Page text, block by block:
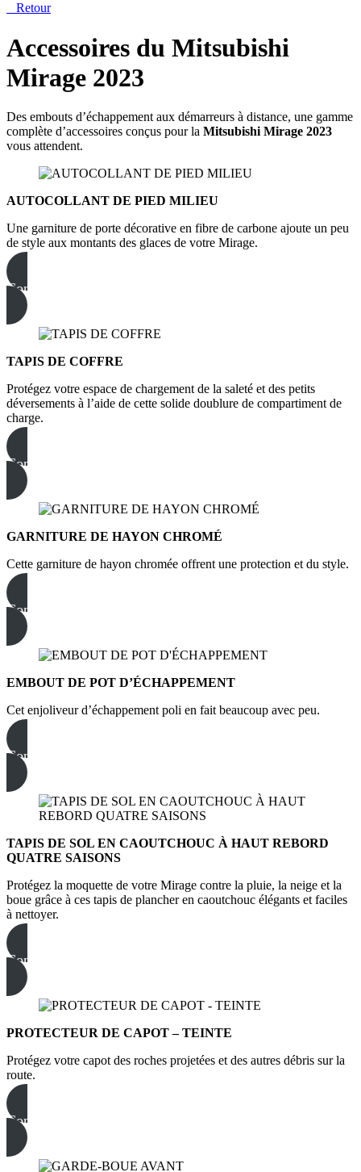
Retour
Accessoires du Mitsubishi
Mirage 2023
Des embouts d’échappement aux démarreurs à distance, une gamme
complète d’accessoires conçus pour la Mitsubishi Mirage 2023
vous attendent.
AUTOCOLLANT DE PIED MILIEU
Une garniture de porte décorative en fibre de carbone ajoute un peu
de style aux montants des glaces de votre Mirage.
Commandez dès maintenant
TAPIS DE COFFRE
Protégez votre espace de chargement de la saleté et des petits
déversements à l’aide de cette solide doublure de compartiment de
charge.
Commandez dès maintenant
GARNITURE DE HAYON CHROMÉ
Cette garniture de hayon chromée offrent une protection et du style.
Commandez dès maintenant
EMBOUT DE POT D’ÉCHAPPEMENT
Cet enjoliveur d’échappement poli en fait beaucoup avec peu.
Commandez dès maintenant
TAPIS DE SOL EN CAOUTCHOUC À HAUT REBORD
QUATRE SAISONS
Protégez la moquette de votre Mirage contre la pluie, la neige et la
boue grâce à ces tapis de plancher en caoutchouc élégants et faciles
à nettoyer.
Commandez dès maintenant
PROTECTEUR DE CAPOT – TEINTE
Protégez votre capot des roches projetées et des autres débris sur la
route.
Commandez dès maintenant